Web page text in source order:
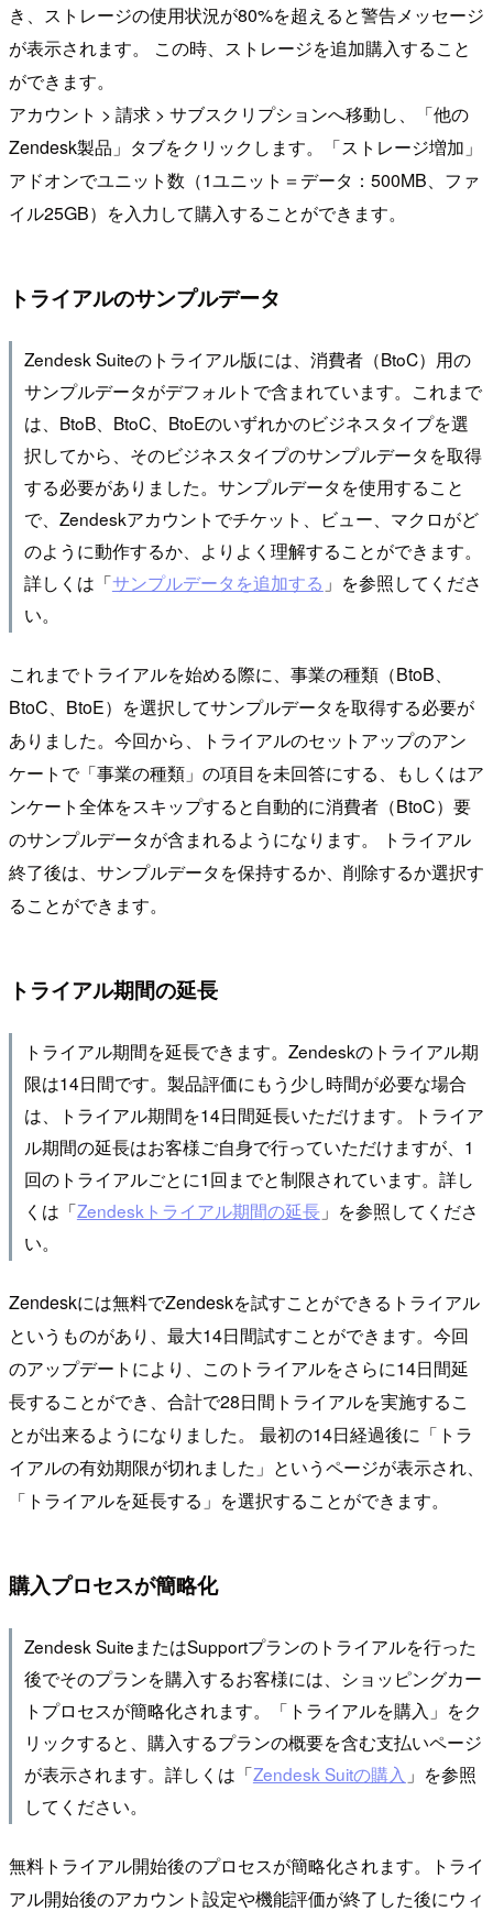
き、ストレージの使用状況が80%を超えると警告メッセージ
が表示されます。 この時、ストレージを追加購入すること
ができます。
アカウント > 請求 > サブスクリプションへ移動し、「他の
Zendesk製品」タブをクリックします。「ストレージ増加」
アドオンでユニット数（1ユニット＝データ：500MB、ファ
イル25GB）を入力して購入することができます。
トライアルのサンプルデータ
Zendesk Suiteのトライアル版には、消費者（BtoC）用の
サンプルデータがデフォルトで含まれています。これまで
は、BtoB、BtoC、BtoEのいずれかのビジネスタイプを選
択してから、そのビジネスタイプのサンプルデータを取得
する必要がありました。サンプルデータを使用すること
で、Zendeskアカウントでチケット、ビュー、マクロがど
のように動作するか、よりよく理解することができます。
詳しくは「サンプルデータを追加する 」を参照してくださ
い。
これまでトライアルを始める際に、事業の種類（BtoB、
BtoC、BtoE）を選択してサンプルデータを取得する必要が
ありました。今回から、トライアルのセットアップのアン
ケートで「事業の種類」の項目を未回答にする、もしくはア
ンケート全体をスキップすると自動的に消費者（BtoC）要
のサンプルデータが含まれるようになります。 トライアル
終了後は、サンプルデータを保持するか、削除するか選択す
ることができます。
トライアル期間の延長
トライアル期間を延長できます。Zendeskのトライアル期
限は14日間です。製品評価にもう少し時間が必要な場合
は、トライアル期間を14日間延長いただけます。トライア
ル期間の延長はお客様ご自身で行っていただけますが、1
回のトライアルごとに1回までと制限されています。詳し
くは「Zendeskトライアル期間の延長」を参照してくださ
い。
Zendeskには無料でZendeskを試すことができるトライアル
というものがあり、最大14日間試すことができます。今回
のアップデートにより、このトライアルをさらに14日間延
長することができ、合計で28日間トライアルを実施するこ
とが出来るようになりました。 最初の14日経過後に「トラ
イアルの有効期限が切れました」というページが表示され、
「トライアルを延長する」を選択することができます。
購入プロセスが簡略化
Zendesk SuiteまたはSupportプランのトライアルを行った
後でそのプランを購入するお客様には、ショッピングカー
トプロセスが簡略化されます。「トライアルを購入」をク
リックすると、購入するプランの概要を含む支払いページ
が表示されます。詳しくは「Zendesk Suitの購入 」を参照
してください。
無料トライアル開始後のプロセスが簡略化されます。トライ
アル開始後のアカウント設定や機能評価が終了した後にウィ